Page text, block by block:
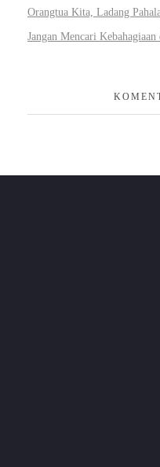
Orangtua Kita, Ladang
Jangan Mencari